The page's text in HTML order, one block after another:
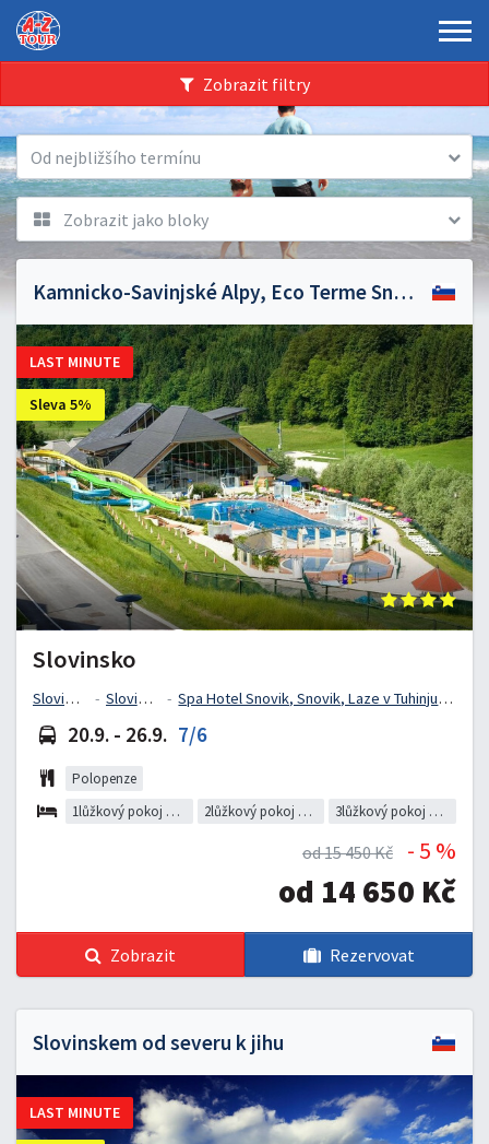
Zobrazit filtry
Od nejbližšího termínu
Zobrazit jako bloky
Kamnicko-Savinjské Alpy, Eco Terme Snovik
LAST MINUTE
Sleva 5%
Slovinsko
Slovinsko Slovinsko Spa Hotel Snovik, Snovik, Laze v Tuhinju, Slovinsko
20.9. - 26.9. 7/6
Polopenze
1lůžkový pokoj Snovik
2lůžkový pokoj Snovik 3lůžkový pokoj Snovik
od 15 450 Kč - 5 %
od 14 650 Kč
Zobrazit Rezervovat
Slovinskem od severu k jihu
LAST MINUTE